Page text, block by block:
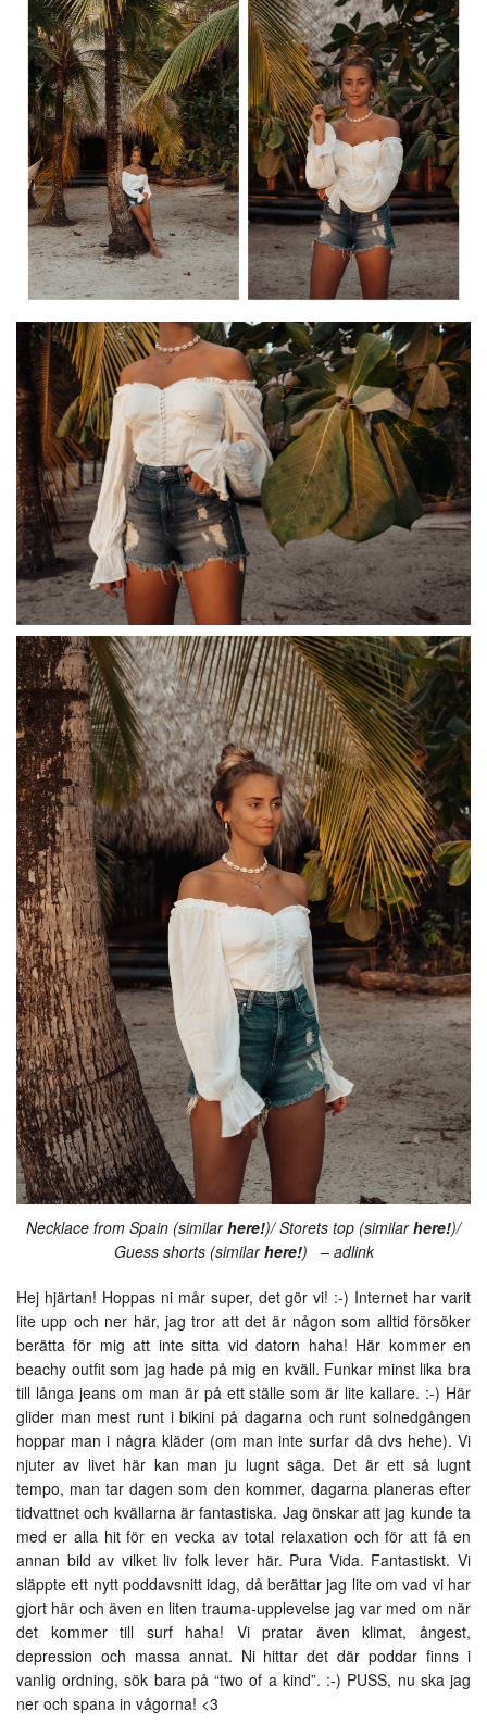
Necklace from Spain (similarhere!)/ Storets top (similarhere!)/
Guess shorts (similarhere!) – adlink
Hej hjärtan! Hoppas ni mår super, det gör vi! :-) Internet har varit
lite upp och ner här, jag tror att det är någon som alltid försöker
berätta för mig att inte sitta vid datorn haha! Här kommer en
beachy outfit som jag hade på mig en kväll. Funkar minst lika bra
till långa jeans om man är på ett ställe som är lite kallare. :-) Här
glider man mest runt i bikini på dagarna och runt solnedgången
hoppar man i några kläder (om man inte surfar då dvs hehe). Vi
njuter av livet här kan man ju lugnt säga. Det är ett så lugnt
tempo, man tar dagen som den kommer, dagarna planeras efter
tidvattnet och kvällarna är fantastiska. Jag önskar att jag kunde ta
med er alla hit för en vecka av total relaxation och för att få en
annan bild av vilket liv folk lever här. Pura Vida. Fantastiskt. Vi
släppte ett nytt poddavsnitt idag, då berättar jag lite om vad vi har
gjort här och även en liten trauma-upplevelse jag var med om när
det kommer till surf haha! Vi pratar även klimat, ångest,
depression och massa annat. Ni hittar det där poddar finns i
vanlig ordning, sök bara på “two of a kind”. :-) PUSS, nu ska jag
ner och spana in vågorna! <3